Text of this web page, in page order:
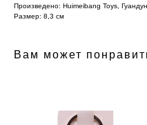
Произведено: Huimeibang Toys,
Размер: 8,3 см
Вам может